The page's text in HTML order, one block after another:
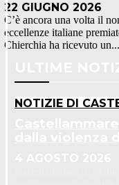
22 GIUGNO 2026
C’è ancora una volta il
eccellenze italiane
Chierchia ha ricevuto un...
NOTIZIE DI